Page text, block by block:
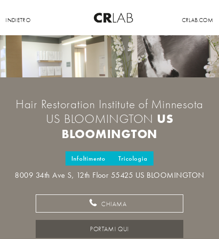
INDIETRO CRLAB.COM
Hair Restoration Institute of Minnesota
US BLOOMINGTON US
BLOOMINGTON
Infoltimento Tricologia
8009 34th Ave S, 12th Floor 55425 US BLOOMINGTON
CHIAMA
PORTAMI QUI